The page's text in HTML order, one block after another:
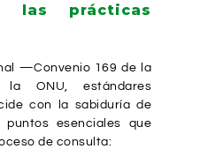
las prácticas
—Convenio 169 de la
ONU, estándares
con la sabiduría de
puntos esenciales que
de consulta: